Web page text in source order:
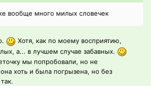
вообще много милых словечек
Хотя, как по моему восприятию,
а... в лучшем случае забавных.
мы попробовали, но не
хоть и была погрызена, но без